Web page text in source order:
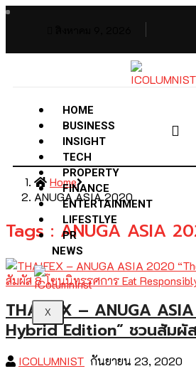
HOME
BUSINESS
INSIGHT
TECH
PROPERTY
FINANCE
ENTERTAINMENT
LIFESTLYE
PR
NEWS
X
Home
ANUGA ASIA 2020
Tags : ANUGA ASIA
THAIFEX – ANUGA
Hybrid Edition” ชวนสัมผั
ICOLUMNIST กันยายน 23, 2020